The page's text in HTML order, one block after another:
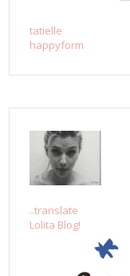
tatielle
happyform
..translate
Lolita Blog!